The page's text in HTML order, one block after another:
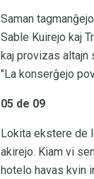
Saman
Sable Kuirejo kaj
kaj provizas altajn
"La konserĝejo
05 de 09
Lokita ekstere de
akirejo. Kiam vi
hotelo havas kvin